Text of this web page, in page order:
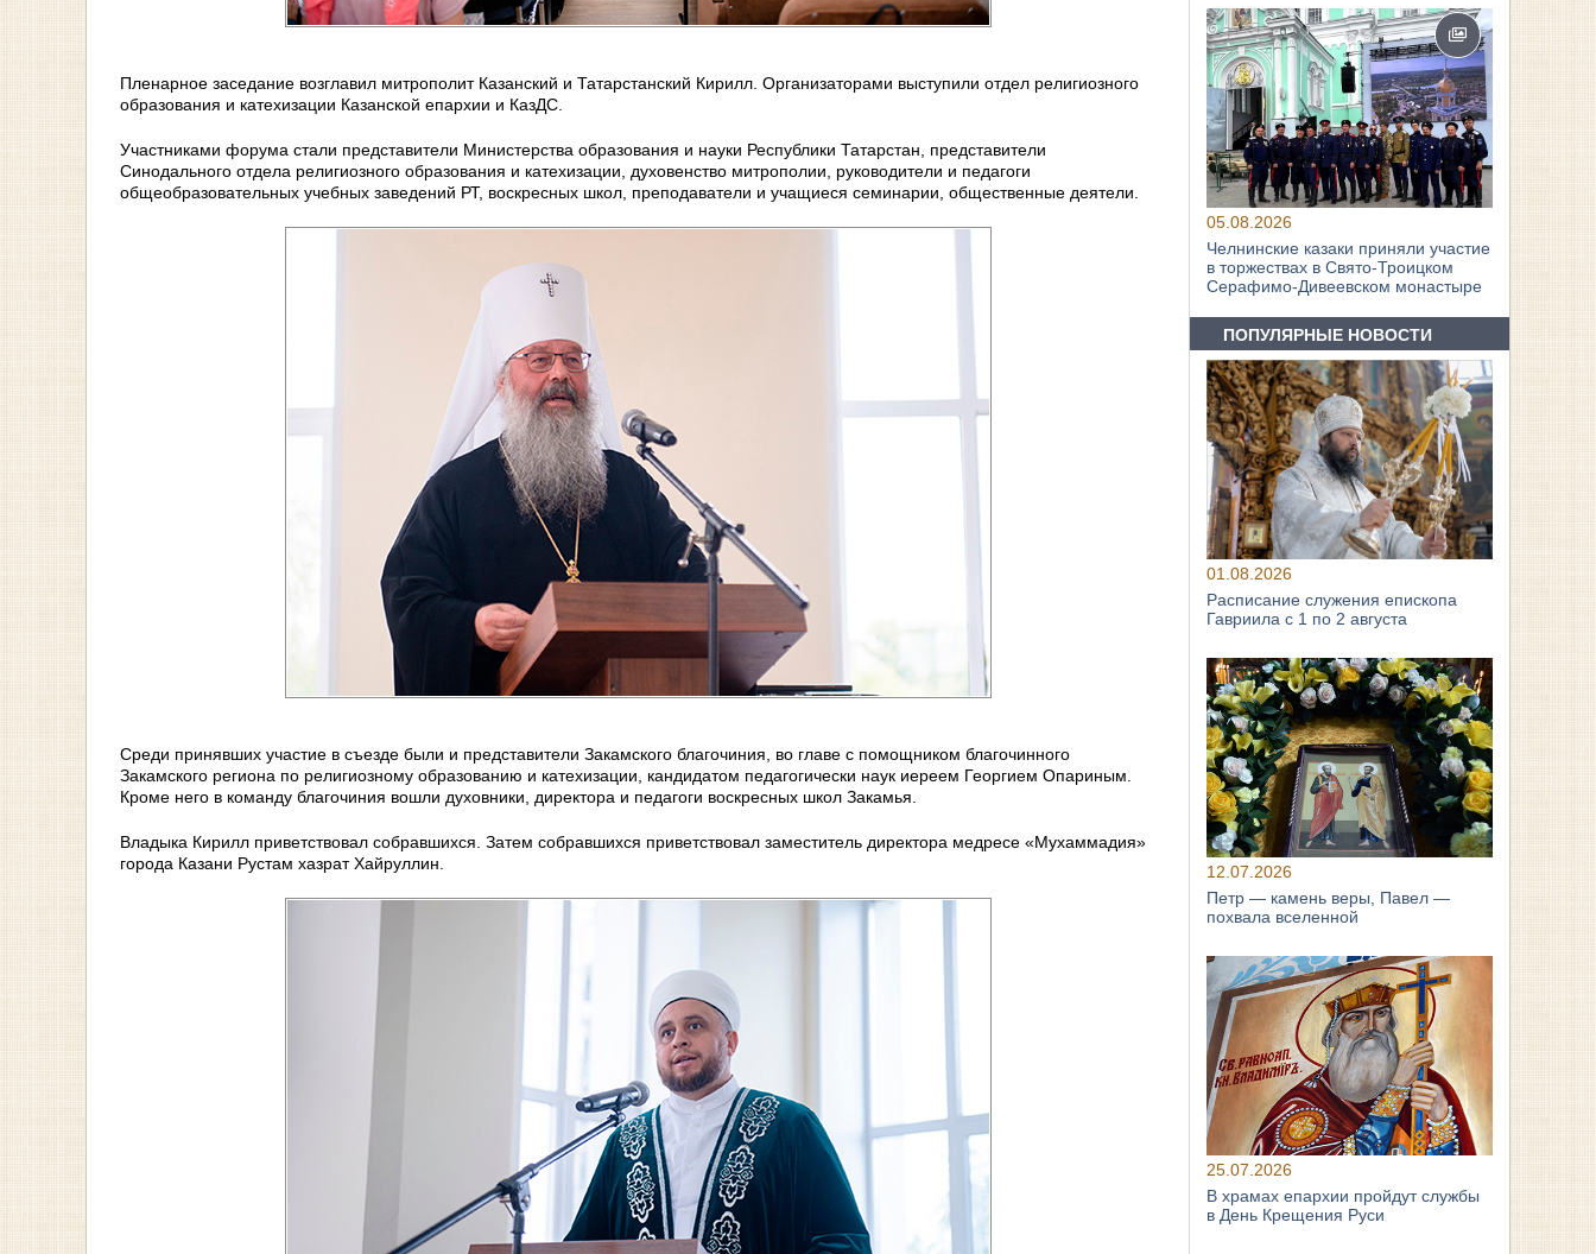
Пленарное заседание возглавил митрополит Казанский и Татарстанский Кирилл. Организаторами выступили отдел религиозного
образования и катехизации Казанской епархии и КазДС.
Участниками форума стали представители Министерства образования и науки Республики Татарстан, представители
Синодального отдела религиозного образования и катехизации, духовенство митрополии, руководители и педагоги
общеобразовательных учебных заведений РТ, воскресных школ, преподаватели и учащиеся семинарии, общественные деятели.
Среди принявших участие в съезде были и представители Закамского благочиния, во главе с помощником благочинного
Закамского региона по религиозному образованию и катехизации, кандидатом педагогически наук иереем Георгием Опариным.
Кроме него в команду благочиния вошли духовники, директора и педагоги воскресных школ Закамья.
Владыка Кирилл приветствовал собравшихся. Затем собравшихся приветствовал заместитель директора медресе «Мухаммадия»
города Казани Рустам хазрат Хайруллин.
05.08.2026
Челнинские казаки приняли участие
в торжествах в Свято‑Троицком
Серафимо‑Дивеевском монастыре
ПОПУЛЯРНЫЕ НОВОСТИ
01.08.2026
Расписание служения епископа
Гавриила с 1 по 2 августа
12.07.2026
Петр — камень веры, Павел —
похвала вселенной
25.07.2026
В храмах епархии пройдут службы
в День Крещения Руси